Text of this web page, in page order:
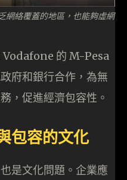
網絡覆蓋的地區，也能夠虛網
Vodafone 的 M-Pesa
府和銀行合作，為無
，促進經濟包容性。
包容的文化
是文化問題。企業應